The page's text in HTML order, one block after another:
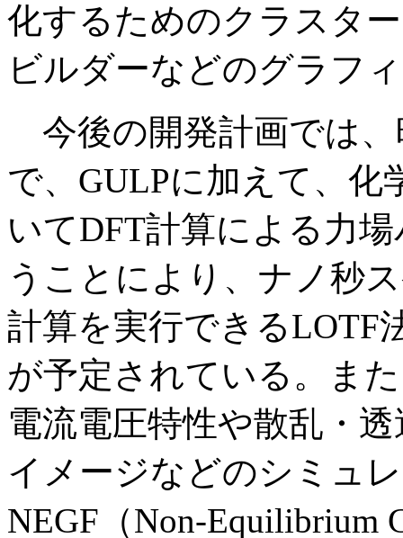
化するためのクラスタ
ビルダーなどのグラフ
今後の開発計画では
で、GULPに加えて、化
いてDFT計算による力
うことにより、ナノ秒
計算を実行できるLOTF
が予定されている。ま
電流電圧特性や散乱・
イメージなどのシミュ
NEGF（Non-Equilibrium